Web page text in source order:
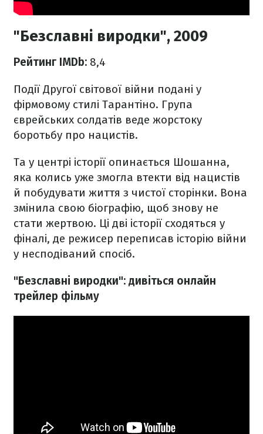
"Безславні виродки", 2009
Рейтинг IMDb: 8,4
Події Другої світової війни подані у
фірмовому стилі Тарантіно. Група
єврейських солдатів веде жорстоку
боротьбу про нацистів.
Та у центрі історії опинається Шошанна,
яка колись уже змогла втекти від нацистів
й побудувати життя з чистої сторінки. Вона
змінила свою біографію, щоб знову не
стати жертвою. Ці дві історії сходяться у
фіналі, де режисер переписав історію війни
у несподіваний спосіб.
"Безславні виродки": дивіться онлайн
трейлер фільму